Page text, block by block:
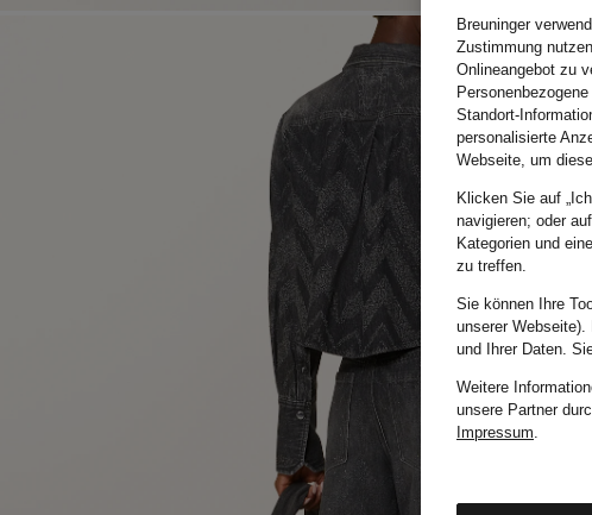
Breuninger
Zustimmung
Onlineangebot zu
Standort-
personalisierte
Webseite, um
Klicken Sie auf
navigieren; oder
Kategorien und
zu treffen.
Sie können Ihre
unserer Webseite).
und Ihrer Daten.
Weitere
unsere Partner
Impressum.